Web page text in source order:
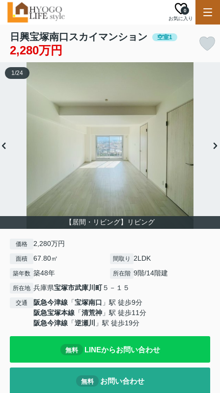
お気に入り
0
日興宝塚南口スカイマンション 空室1
2,280万円
【居間・リビング】リビング
1/24
価格 2,280万円
面積 67.80㎡ 間取り 2LDK
築年数 築48年 所在階 9階/14階建
所在地 兵庫県宝塚市武庫川町５－１５
交通 阪急今津線 「宝塚南口 」駅 徒歩9分
阪急宝塚本線 「清荒神 」駅 徒歩11分
阪急今津線 「逆瀬川 」駅 徒歩19分
無料 LINEからお問い合わせ
無料 お問い合わせ